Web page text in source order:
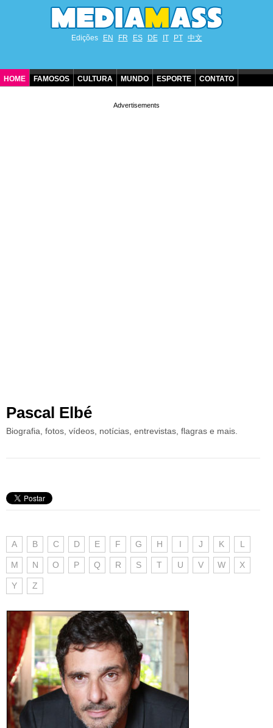
Edições EN FR ES DE IT PT 中文
HOME FAMOSOS CULTURA MUNDO ESPORTE CONTATO
Pascal Elbé
Biografia, fotos, vídeos, notícias, entrevistas, flagras e mais.
A B C D E F G H I J K L
M N O P Q R S T U V W X
Y Z